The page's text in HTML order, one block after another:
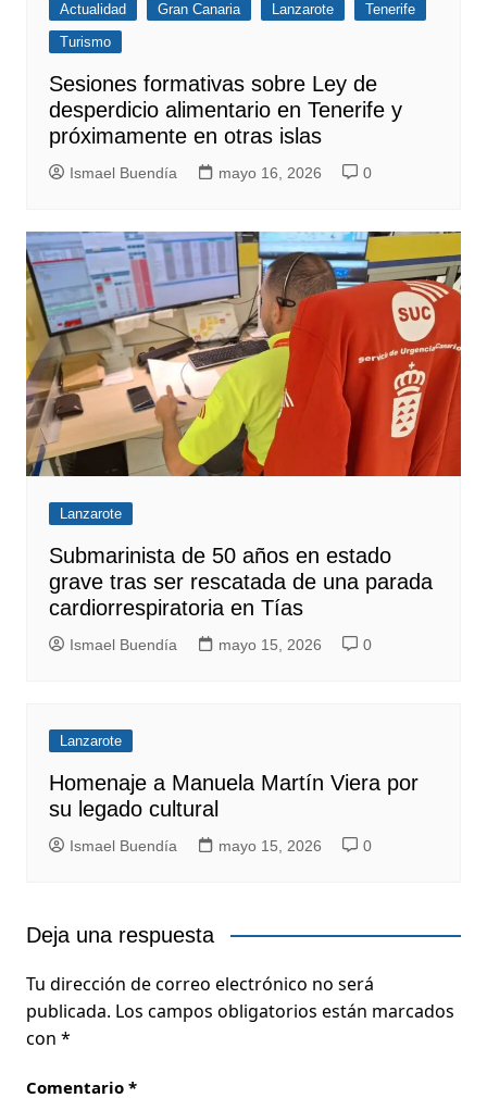
Actualidad Gran Canaria Lanzarote
Tenerife
Turismo
Sesiones formativas sobre Ley de
desperdicio alimentario en Tenerife y
próximamente en otras islas
Ismael Buendía mayo 16, 2026 0
Lanzarote
Submarinista de 50 años en estado
grave tras ser rescatada de una parada
cardiorrespiratoria en Tías
Ismael Buendía mayo 15, 2026 0
Lanzarote
Homenaje a Manuela Martín Viera por
su legado cultural
Ismael Buendía mayo 15, 2026 0
Deja una respuesta
Tu dirección de correo electrónico no será
publicada. Los campos obligatorios están marcados
con *
Comentario *